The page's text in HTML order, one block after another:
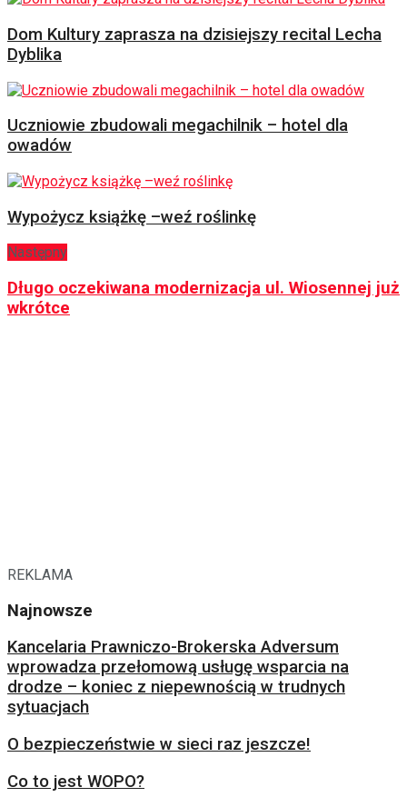
Dom Kultury zaprasza na dzisiejszy recital Lecha
Dyblika
Uczniowie zbudowali megachilnik – hotel dla
owadów
Wypożycz książkę –weź roślinkę
Następny
Długo oczekiwana modernizacja ul. Wiosennej już
wkrótce
REKLAMA
Najnowsze
Kancelaria Prawniczo-Brokerska Adversum
wprowadza przełomową usługę wsparcia na
drodze – koniec z niepewnością w trudnych
sytuacjach
O bezpieczeństwie w sieci raz jeszcze!
Co to jest WOPO?